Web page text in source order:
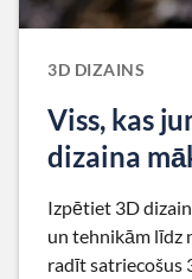
3D DIZAINS
Viss, kas
dizaina
Izpētiet 3D
un tehnikām līdz
radīt satriecošus